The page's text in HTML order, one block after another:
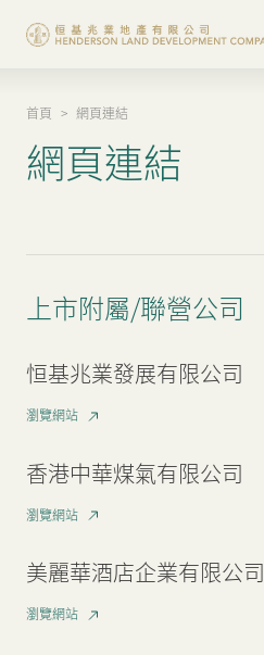
集團概覽
投資者資訊
可持續發展
品牌理念
聯絡我們
首頁 > 網頁連結
網頁連結
上市附屬/聯營公司
恒基兆業發展有限公司
瀏覽網站
香港中華煤氣有限公司
瀏覽網站
美麗華酒店企業有限公司
瀏覽網站